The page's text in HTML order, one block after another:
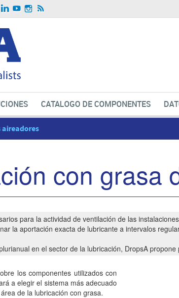
CATALOGO DE COMPONENTES
aireadores
con grasa
para la actividad de ventilación de las
la aportación exacta de lubricante a intervalos
en el sector de la lubricación, DropsA
los componentes utilizados con
a elegir el sistema más adecuado
de la lubricación con grasa.